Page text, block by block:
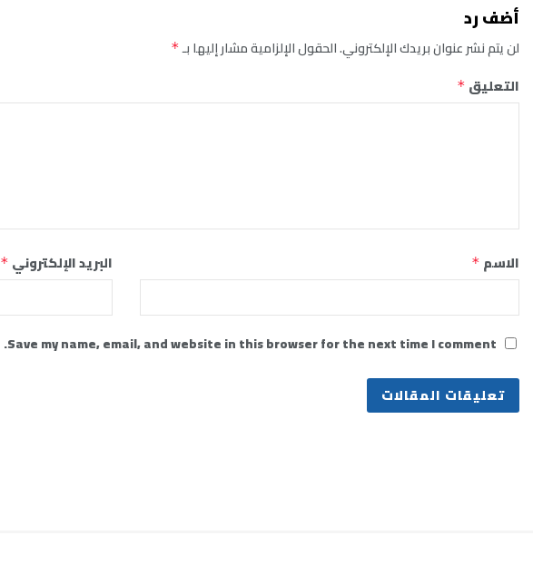
أضف رد
لن يتم نشر عنوان بريدك الإلكتروني.الحقول الإلزامية مشار إليها بـ*
التعليق *
الاسم * البريد الإلكتروني *
Save my name, email, and website in this browser for the next time I comment.